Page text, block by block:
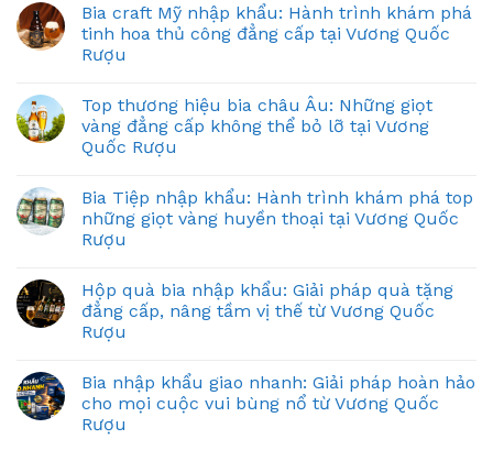
Bia craft Mỹ nhập khẩu: Hành trình khám phá
tinh hoa thủ công đẳng cấp tại Vương Quốc
Rượu
Top thương hiệu bia châu Âu: Những giọt
vàng đẳng cấp không thể bỏ lỡ tại Vương
Quốc Rượu
Bia Tiệp nhập khẩu: Hành trình khám phá top
những giọt vàng huyền thoại tại Vương Quốc
Rượu
Hộp quà bia nhập khẩu: Giải pháp quà tặng
đẳng cấp, nâng tầm vị thế từ Vương Quốc
Rượu
Bia nhập khẩu giao nhanh: Giải pháp hoàn hảo
cho mọi cuộc vui bùng nổ từ Vương Quốc
Rượu